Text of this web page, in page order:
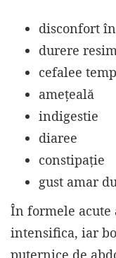
disconfort
durere
cefalee
amețeală
indigestie
diaree
constipație
gust amar
În formele acute
intensifica, iar
puternice de